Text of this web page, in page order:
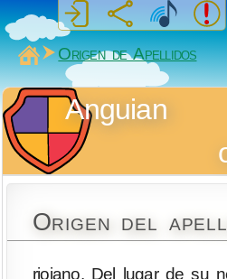
MiSabueso
Origen de Apellidos
Anguian
Origen del
riojano. Del lugar de su